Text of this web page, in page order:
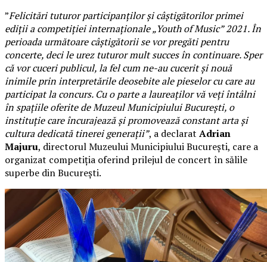
”Felicitări tuturor participanților și câștigătorilor primei
ediții a competiției internaționale „Youth of Music” 2021. În
perioada următoare câștigătorii se vor pregăti pentru
concerte, deci le urez tuturor mult succes în continuare. Sper
că vor cuceri publicul, la fel cum ne-au cucerit și nouă
inimile prin interpretările deosebite ale pieselor cu care au
participat la concurs. Cu o parte a laureaților vă veți întâlni
în spațiile oferite de Muzeul Municipiului București, o
instituție care încurajează și promovează constant arta și
cultura dedicată tinerei generații”, a declarat Adrian
Majuru, directorul Muzeului Municipiului București, care a
organizat competiția oferind prilejul de concert în sălile
superbe din București.